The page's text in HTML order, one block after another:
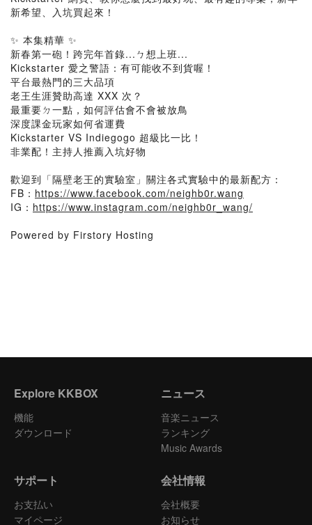
新希望、入坑買起來！
✨ 本集精華 ✨
新春第一砲！跨完年首錄...ㄅ想上班...
Kickstarter 愛之警語：有可能收不到貨喔！
平台最熱門的三大品項
老王生涯贊助高達 XXX 次？
最重要ㄉ一點，如何評估會不會被放鳥
深度課金玩家如何省運費
Kickstarter VS Indiegogo 超級比一比！
非業配！主持人推薦入坑好物
歡迎到「隔壁老王的實驗室」關注各式實驗中的最新配方：
FB： https://www.facebook.com/neighb0r.wang
IG： https://www.instagram.com/neighb0r_wang/
Powered by Firstory Hosting
Explore KKBOX
機能
ダウンロード
ニュース
音楽ニュース
ランキング
Music Awards
サポート
お支払い
マイページ
会社情報
会社概要
お知らせ